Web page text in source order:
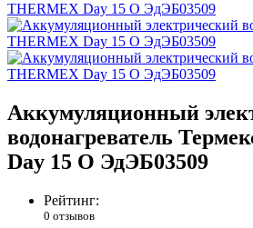
Аккумуляционный
водонагреватель
Day 15 O ЭдЭБ03509
Рейтинг:
0 отзывов